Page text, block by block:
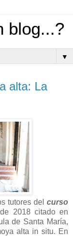
blog...?
▼
alta: La
tutores delcurso
2018 citado en
de Santa María,
alta in situ. En